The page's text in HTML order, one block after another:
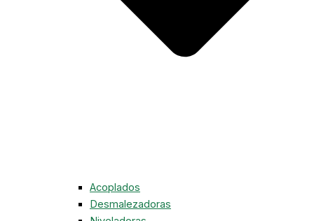
Acoplados
Desmalezadoras